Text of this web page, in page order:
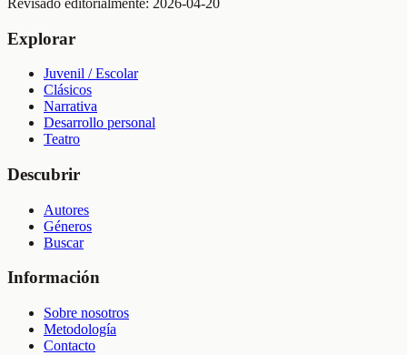
Explorar
Juvenil / Escolar
Clásicos
Narrativa
Desarrollo personal
Teatro
Descubrir
Autores
Géneros
Buscar
Información
Sobre nosotros
Metodología
Contacto